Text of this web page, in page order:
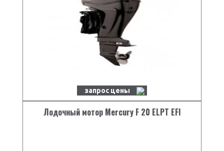
Рекомендуемая
высота транца
2,15 : 1
запрос цены
Лодочный мотор Mercury F 20 ELPT EFI